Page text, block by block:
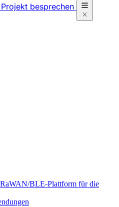
Projekt besprechen
BLE-Plattform für die